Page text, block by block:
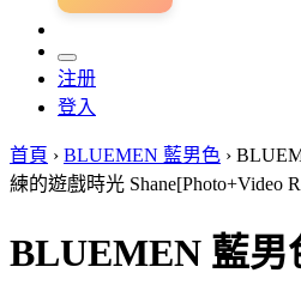
注册
登入
首頁 › BLUEMEN 藍男色 ›
練的遊戲時光 Shane[Photo+Video
BLUEMEN 藍男